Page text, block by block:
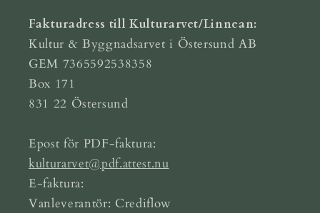
Fakturadress till Kulturarvet/Linnean:
Kultur & Byggnadsarvet i Östersund AB
GEM 7365592538358
Box 171
831 22 Östersund
Epost för PDF-faktura:
kulturarvet@pdf.attest.nu
E-faktura:
Vanleverantör: Crediflow